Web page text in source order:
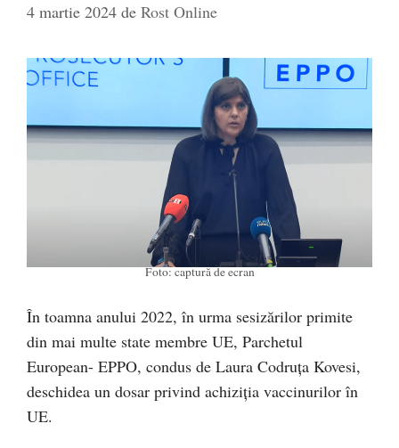
4 martie 2024 de Rost Online
Foto: captură de ecran
În toamna anului 2022, în urma sesizărilor primite
din mai multe state membre UE, Parchetul
European- EPPO, condus de Laura Codruța Kovesi,
deschidea un dosar privind achiziția vaccinurilor în
UE.